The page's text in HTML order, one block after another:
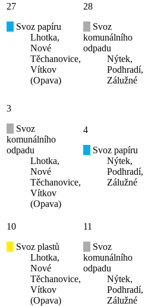
27
Svoz papíru
Lhotka,
Nové
Těchanovice,
Vítkov
(Opava)
28
Svoz
komunálního
odpadu
Nýtek,
Podhradí,
Zálužné
3
Svoz
komunálního
odpadu
Lhotka,
Nové
Těchanovice,
Vítkov
(Opava)
4
Svoz papíru
Nýtek,
Podhradí,
Zálužné
10
Svoz plastů
Lhotka,
Nové
Těchanovice,
Vítkov
(Opava)
11
Svoz
komunálního
odpadu
Nýtek,
Podhradí,
Zálužné